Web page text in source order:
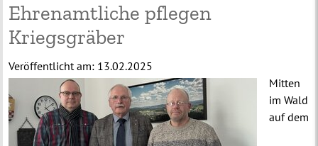
Ehrenamtliche pflegen
Kriegsgräber
Veröffentlicht am: 13.02.2025
Mitten
im Wald
auf dem